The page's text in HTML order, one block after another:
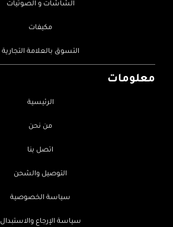
الشاشات و الصوتيات
مكيفات
التسوق بالعلامة التجارية
معلومات
الرئيسية
من نحن
اتصل بنا
التوصيل والشحن
سياسة الخصوصية
سياسة الإرجاع والاستبدال